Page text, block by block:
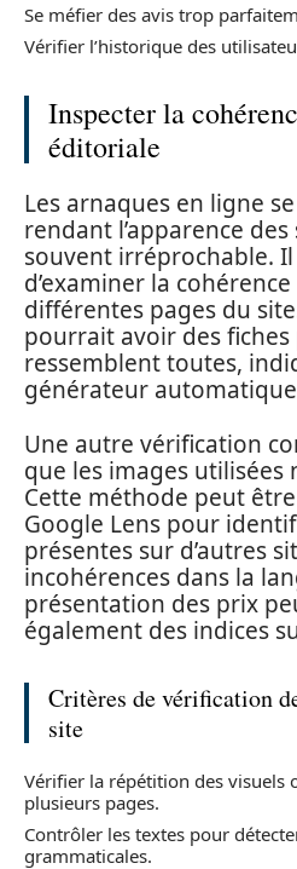
Se méfier des avis trop
Vérifier l’historique des
Inspecter la
éditoriale
Les arnaques en ligne
rendant l’apparence
souvent irréprochable.
d’examiner la
différentes pages du
pourrait avoir des
ressemblent toutes,
générateur
Une autre vérification
que les images utilisées
Cette méthode peut
Google Lens pour
présentes sur d’autres
incohérences dans la
présentation des prix
également des indices
Critères de vérification
site
Vérifier la répétition des visuels
plusieurs pages.
Contrôler les textes pour
grammaticales.